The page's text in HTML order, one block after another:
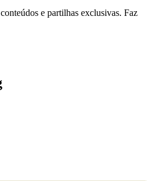
e partilhas exclusivas. Faz